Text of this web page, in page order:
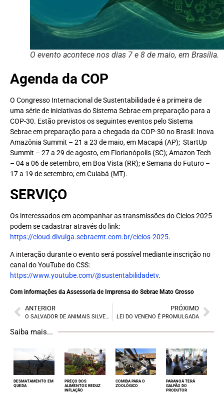
O evento acontece nos dias 7 e 8 de maio, em Brasília.
Agenda da COP
O Congresso Internacional de Sustentabilidade é a primeira de
uma série de iniciativas do Sistema Sebrae em preparação para a
COP-30. Estão previstos os seguintes eventos pelo Sistema
Sebrae em preparação para a chegada da COP-30 no Brasil: Inova
Amazônia Summit – 21 a 23 de maio, em Macapá (AP); StartUp
Summit – 27 a 29 de agosto, em Florianópolis (SC); Amazon Tech
– 04 a 06 de setembro, em Boa Vista (RR); e Semana do Futuro –
17 a 19 de setembro; em Cuiabá (MT).
SERVIÇO
Os interessados em acompanhar as transmissões do Ciclos 2025
podem se cadastrar através do link:
https://cloud.divulga.sebraemt.com.br/ciclos-2025.
A interação durante o evento será possível mediante inscrição no
canal do YouTube do CSS:
https://www.youtube.com/@sustentabilidadetv.
Com informações da Assessoria de Imprensa do Sebrae Mato Grosso
ANTERIOR
O SALVADOR DE ANIMAIS SILVESTRES
PRÓXIMO
LEI DO VENENO É PROMULGADA
Saiba mais...
DESMATAMENTO EM
QUEDA
PREÇO DOS
ALIMENTOS REDUZ
INFLAÇÃO
COMIDA PARA O
ZOOLÓGICO
PARANOÁ TERÁ
GALPÃO DO
PRODUTOR